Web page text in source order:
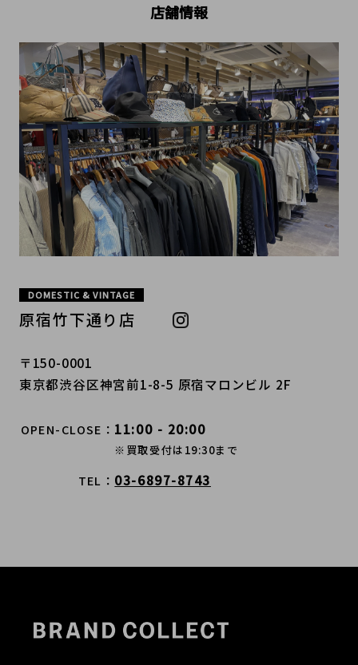
店舗情報
DOMESTIC & VINTAGE
原宿竹下通り店
〒150-0001
東京都渋谷区神宮前1-8-5 原宿マロンビル 2F
OPEN-CLOSE 11:00 - 20:00
※買取受付は19:30まで
TEL 03-6897-8743